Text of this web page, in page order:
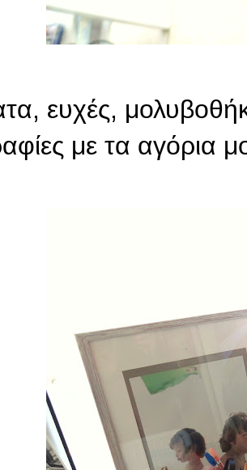
ευχές,
με τα αγόρια